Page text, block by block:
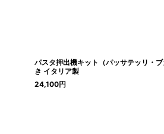
パスタ押出機キット（パッサテッリ・
き イタリア製
24,100円